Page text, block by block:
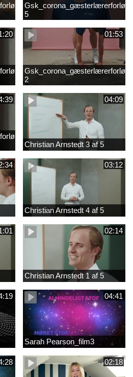
5
01:53
2
04:09
Christian Arnstedt 3 af 5
03:12
Christian Arnstedt 4 af 5
02:14
Christian Arnstedt 1 af 5
04:41
Sarah Pearson_film3
02:18